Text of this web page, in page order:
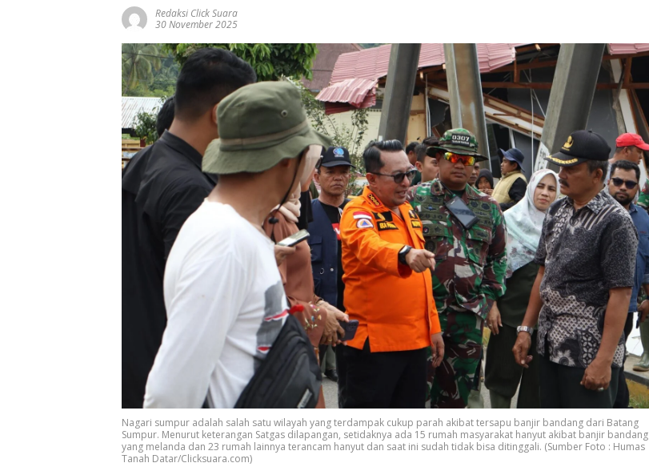
Redaksi Click Suara
30 November 2025
Nagari sumpur adalah salah satu wilayah yang terdampak cukup parah akibat tersapu banjir bandang dari Batang
Sumpur. Menurut keterangan Satgas dilapangan, setidaknya ada 15 rumah masyarakat hanyut akibat banjir bandang
yang melanda dan 23 rumah lainnya terancam hanyut dan saat ini sudah tidak bisa ditinggali. (Sumber Foto : Humas
Tanah Datar/Clicksuara.com)